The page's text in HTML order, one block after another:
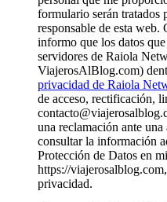
formulario serán
responsable de esta web.
informo que los datos
servidores de Raiola
ViajerosAlBlog.com)
privacidad de Raiola
de acceso, rectificación,
una reclamación ante
consultar la información
Protección de Datos en
https://
privacidad.